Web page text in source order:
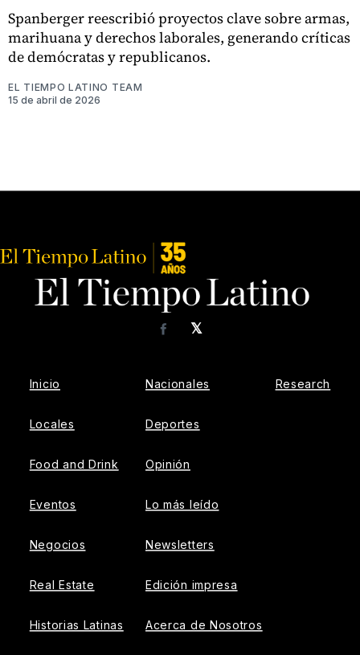
Spanberger reescribió proyectos clave sobre armas,
marihuana y derechos laborales, generando críticas
de demócratas y republicanos.
EL TIEMPO LATINO TEAM
15 de abril de 2026
𝕏
Facebook
Inicio
Locales
Food and Drink
Eventos
Negocios
Real Estate
Historias Latinas
Nacionales
Deportes
Opinión
Lo más leído
Newsletters
Edición impresa
Acerca de Nosotros
Research